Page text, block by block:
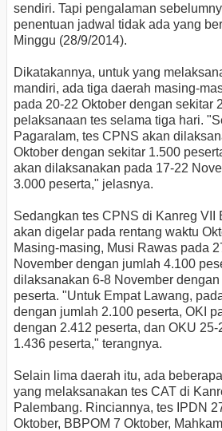
sendiri. Tapi pengalaman
penentuan jadwal tidak ada yang
Minggu (28/9/2014).
Dikatakannya, untuk yang
mandiri, ada tiga daerah masing-
pada 20-22 Oktober dengan sekitar
pelaksanaan tes selama tiga hari.
Pagaralam, tes CPNS akan
Oktober dengan sekitar 1.500
akan dilaksanakan pada 17-22
3.000 peserta," jelasnya.
Sedangkan tes CPNS di Kanreg VII
akan digelar pada rentang waktu
Masing-masing, Musi Rawas pada
November dengan jumlah 4.100
dilaksanakan 6-8 November
peserta. "Untuk Empat Lawang,
dengan jumlah 2.100 peserta, OKI
dengan 2.412 peserta, dan OKU
1.436 peserta," terangnya.
Selain lima daerah itu, ada
yang melaksanakan tes CAT di
Palembang. Rinciannya, tes IPDN
Oktober, BBPOM 7 Oktober,